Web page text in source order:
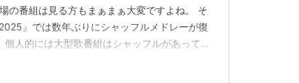
の番組は見る方もまぁまぁ大変ですよね。 そ
』では数年ぶりにシャッフルメドレーが復
人的には大型歌番組はシャッフルがあってな
っぱり楽しくて。だけどちょっと寂しかったな